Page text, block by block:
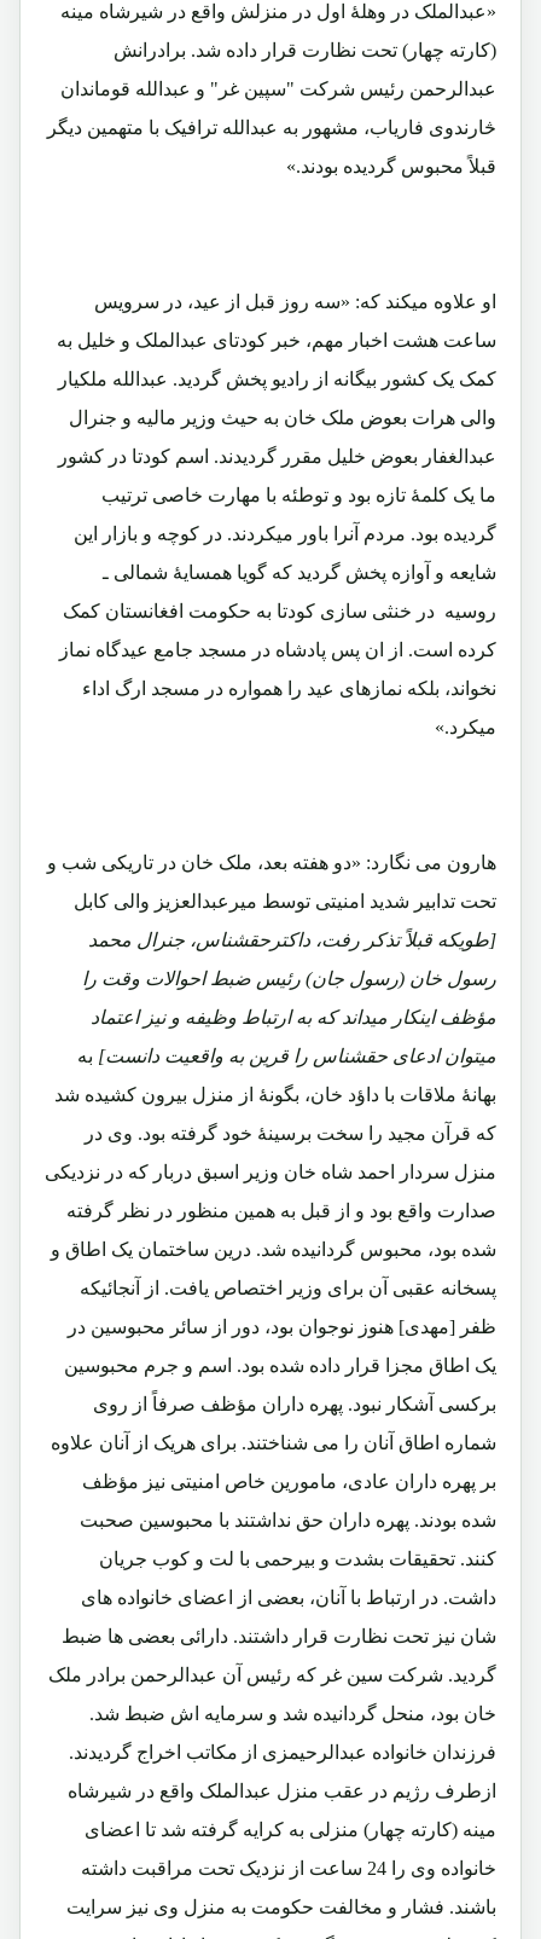
«عبدالملک در وهلۀ اول در منزلش واقع در شیرشاه مینه
(کارته چهار) تحت نظارت قرار داده شد. برادرانش
عبدالرحمن رئیس شرکت "سپین غر" و عبدالله قوماندان
څارندوی فاریاب، مشهور به عبدالله ترافیک با متهمین دیگر
قبلاً محبوس گردیده بودند.»
او علاوه میکند که: «سه روز قبل از عید، در سرویس
ساعت هشت اخبار مهم، خبر کودتای عبدالملک و خلیل به
کمک یک کشور بیگانه از رادیو پخش گردید. عبدالله ملکیار
والی هرات بعوض ملک خان به حیث وزیر مالیه و جنرال
عبدالغفار بعوض خلیل مقرر گردیدند. اسم کودتا در کشور
ما یک کلمۀ تازه بود و توطئه با مهارت خاصی ترتیب
گردیده بود. مردم آنرا باور میکردند. در کوچه و بازار این
شایعه و آوازه پخش گردید که گویا همسایۀ شمالی ـ
روسیه در خنثی سازی کودتا به حکومت افغانستان کمک
کرده است. از ان پس پادشاه در مسجد جامع عیدگاه نماز
نخواند، بلکه نمازهای عید را همواره در مسجد ارگ اداء
میکرد.»
هارون می نگارد: «دو هفته بعد، ملک خان در تاریکی شب و
تحت تدابیر شدید امنیتی توسط میرعبدالعزیز والی کابل
[طویکه قبلاً تذکر رفت، داکترحقشناس، جنرال محمد
رسول خان (رسول جان) رئیس ضبط احوالات وقت را
مؤظف اینکار میداند که به ارتباط وظیفه و نیز اعتماد
میتوان ادعای حقشناس را قرین به واقعیت دانست] به
بهانۀ ملاقات با داؤد خان، بگونۀ از منزل بیرون کشیده شد
که قرآن مجید را سخت برسینۀ خود گرفته بود. وی در
منزل سردار احمد شاه خان وزیر اسبق دربار که در نزدیکی
صدارت واقع بود و از قبل به همین منظور در نظر گرفته
شده بود، محبوس گردانیده شد. درین ساختمان یک اطاق و
پسخانه عقبی آن برای وزیر اختصاص یافت. از آنجائیکه
ظفر [مهدی] هنوز نوجوان بود، دور از سائر محبوسین در
یک اطاق مجزا قرار داده شده بود. اسم و جرم محبوسین
برکسی آشکار نبود. پهره داران مؤظف صرفاً از روی
شماره اطاق آنان را می شناختند. برای هریک از آنان علاوه
بر پهره داران عادی، مامورین خاص امنیتی نیز مؤظف
شده بودند. پهره داران حق نداشتند با محبوسین صحبت
کنند. تحقیقات بشدت و بیرحمی با لت و کوب جریان
داشت. در ارتباط با آنان، بعضی از اعضای خانواده های
شان نیز تحت نظارت قرار داشتند. دارائی بعضی ها ضبط
گردید. شرکت سین غر که رئیس آن عبدالرحمن برادر ملک
خان بود، منحل گردانیده شد و سرمایه اش ضبط شد.
فرزندان خانواده عبدالرحیمزی از مکاتب اخراج گردیدند.
ازطرف رژیم در عقب منزل عبدالملک واقع در شیرشاه
مینه (کارته چهار) منزلی به کرایه گرفته شد تا اعضای
خانواده وی را 24 ساعت از نزدیک تحت مراقبت داشته
باشند. فشار و مخالفت حکومت به منزل وی نیز سرایت